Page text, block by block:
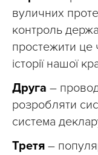
вуличних
контроль
простежити це
історії нашої
Друга –
розробляти
система
Третя –